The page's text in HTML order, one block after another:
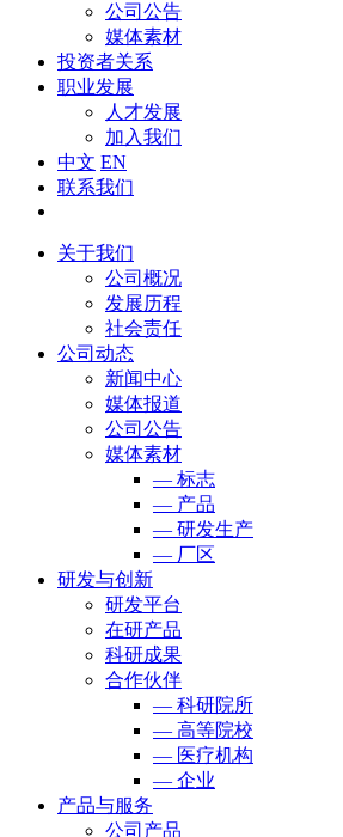
公司公告
媒体素材
投资者关系
职业发展
人才发展
加入我们
中文 EN
联系我们
关于我们
公司概况
发展历程
社会责任
公司动态
新闻中心
媒体报道
公司公告
媒体素材
— 标志
— 产品
— 研发生产
— 厂区
研发与创新
研发平台
在研产品
科研成果
合作伙伴
— 科研院所
— 高等院校
— 医疗机构
— 企业
产品与服务
公司产品